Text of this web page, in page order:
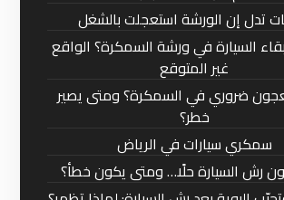
تدل إن الورشة استعجلت بالشغل
السيارة في ورشة السمكرة؟ الواقع
غير المتوقع
ضروري في السمكرة؟ ومتى يصير
خطر؟
سمكري سيارات في الرياض
رش السيارة حلًا… ومتى يكون خطأ؟